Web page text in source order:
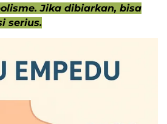
Jika dibiarkan, bisa
serius.